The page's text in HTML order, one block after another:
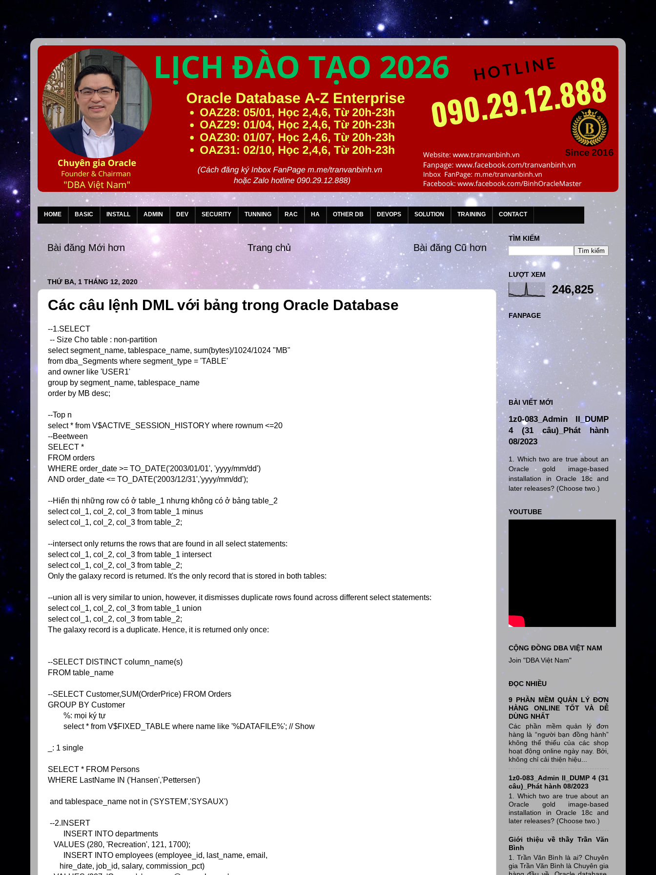
HOME BASIC INSTALL ADMIN DEV SECURITY TUNNING RAC HA OTHER DB DEVOPS SOLUTION TRAINING CONTACT
Bài đăng Mới hơn Bài đăng Cũ hơn
Trang chủ
THỨ BA, 1 THÁNG 12, 2020
Các câu lệnh DML với bảng trong Oracle Database
--1.SELECT
-- Size Cho table : non-partition
select segment_name, tablespace_name, sum(bytes)/1024/1024 "MB"
from dba_Segments where segment_type = 'TABLE'
and owner like 'USER1'
group by segment_name, tablespace_name
order by MB desc;
--Top n
select * from V$ACTIVE_SESSION_HISTORY where rownum <=20
--Beetween
SELECT *
FROM orders
WHERE order_date >= TO_DATE('2003/01/01', 'yyyy/mm/dd')
AND order_date <= TO_DATE('2003/12/31','yyyy/mm/dd');
--Hiển thị những row có ở table_1 nhưng không có ở bảng table_2
select col_1, col_2, col_3 from table_1 minus
select col_1, col_2, col_3 from table_2;
--intersect only returns the rows that are found in all select statements:
select col_1, col_2, col_3 from table_1 intersect
select col_1, col_2, col_3 from table_2;
Only the galaxy record is returned. It's the only record that is stored in both tables:
--union all is very similar to union, however, it dismisses duplicate rows found across different select statements:
select col_1, col_2, col_3 from table_1 union
select col_1, col_2, col_3 from table_2;
The galaxy record is a duplicate. Hence, it is returned only once:
--SELECT DISTINCT column_name(s)
FROM table_name
--SELECT Customer,SUM(OrderPrice) FROM Orders
GROUP BY Customer
%: mọi ký tự
select * from V$FIXED_TABLE where name like '%DATAFILE%'; // Show
_: 1 single
SELECT * FROM Persons
WHERE LastName IN ('Hansen','Pettersen')
and tablespace_name not in ('SYSTEM','SYSAUX')
--2.INSERT
INSERT INTO departments
VALUES (280, 'Recreation', 121, 1700);
INSERT INTO employees (employee_id, last_name, email,
hire_date, job_id, salary, commission_pct)
TÌM KIẾM
LƯỢT XEM
246,825
FANPAGE
BÀI VIẾT MỚI
1z0-083_Admin II_DUMP
4 (31 câu)_Phát hành
08/2023
1. Which two are true about an
Oracle gold image-based
installation in Oracle 18c and
later releases? (Choose two.)
YOUTUBE
CỘNG ĐỒNG DBA VIỆT NAM
Join "DBA Việt Nam"
ĐỌC NHIỀU
9 PHẦN MỀM QUẢN LÝ ĐƠN
HÀNG ONLINE TỐT VÀ DỄ
DÙNG NHẤT
Các phần mềm quản lý đơn
hàng là “người bạn đồng hành”
không thể thiếu của các shop
hoạt động online ngày nay. Bởi,
không chỉ cải thiện hiệu...
1z0-083_Admin II_DUMP 4 (31
câu)_Phát hành 08/2023
1. Which two are true about an
Oracle gold image-based
installation in Oracle 18c and
later releases? (Choose two.)
Giới thiệu về thầy Trần Văn
Bình
1. Trần Văn Bình là ai? Chuyên
gia Trần Văn Bình là Chuyên gia